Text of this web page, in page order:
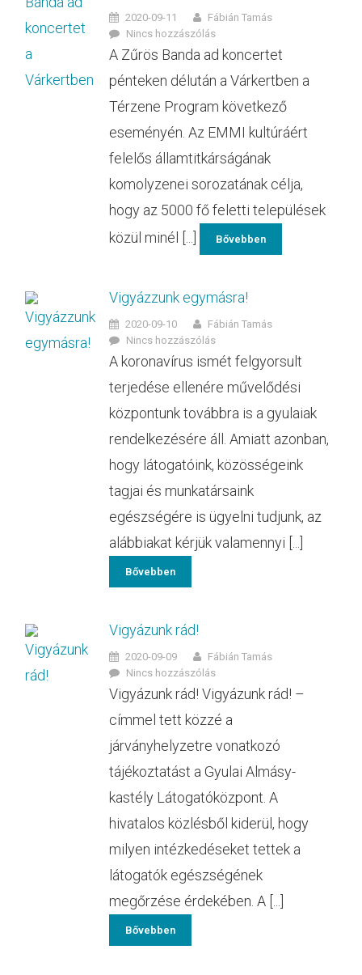
2020-09-11
Fábián Tamás
Nincs hozzászólás
A Zűrös Banda ad koncertet
pénteken délután a Várkertben a
Térzene Program következő
eseményén. Az EMMI kultúráért
felelős államtitkárságának
komolyzenei sorozatának célja,
hogy az 5000 fő feletti települések
közül minél [...]
Bővebben
Vigyázzunk egymásra!
2020-09-10
Fábián Tamás
Nincs hozzászólás
A koronavírus ismét felgyorsult
terjedése ellenére művelődési
központunk továbbra is a gyulaiak
rendelkezésére áll. Amiatt azonban,
hogy látogatóink, közösségeink
tagjai és munkatársaink
egészségére is ügyelni tudjunk, az
alábbiakat kérjük valamennyi [...]
Bővebben
Vigyázunk rád!
2020-09-09
Fábián Tamás
Nincs hozzászólás
Vigyázunk rád! Vigyázunk rád! –
címmel tett közzé a
járványhelyzetre vonatkozó
tájékoztatást a Gyulai Almásy-
kastély Látogatóközpont. A
hivatalos közlésből kiderül, hogy
milyen intézkedéseket tettek a
látogatók egészségének
megőrzése érdekében. A [...]
Bővebben